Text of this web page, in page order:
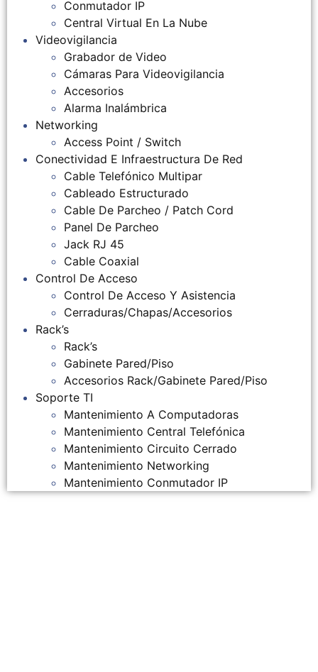
Conmutador IP
Central Virtual En La Nube
Videovigilancia
Grabador de Video
Cámaras Para Videovigilancia
Accesorios
Alarma Inalámbrica
Networking
Access Point / Switch
Conectividad E Infraestructura De Red
Cable Telefónico Multipar
Cableado Estructurado
Cable De Parcheo / Patch Cord
Panel De Parcheo
Jack RJ 45
Cable Coaxial
Control De Acceso
Control De Acceso Y Asistencia
Cerraduras/Chapas/Accesorios
Rack’s
Rack’s
Gabinete Pared/Piso
Accesorios Rack/Gabinete Pared/Piso
Soporte TI
Mantenimiento A Computadoras
Mantenimiento Central Telefónica
Mantenimiento Circuito Cerrado
Mantenimiento Networking
Mantenimiento Conmutador IP